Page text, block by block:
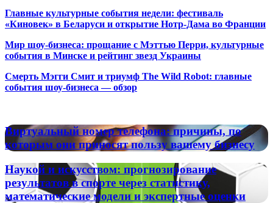
Главные культурные события недели: фестиваль
«Киновек» в Беларуси и открытие Нотр-Дама во Франции
Мир шоу-бизнеса: прощание с Мэттью Перри, культурные
события в Минске и рейтинг звезд Украины
Смерть Мэгги Смит и триумф The Wild Robot: главные
события шоу-бизнеса — обзор
Виртуальный
номер
телефона:
причины,
по
которым
они
Виртуальный номер телефона: причины, по
которым они приносят пользу вашему бизнесу
Наукой
искусством:
прогнозирование
Наукой и искусством: прогнозирование
результатов в спорте через статистику,
математические модели и экспертные оценки